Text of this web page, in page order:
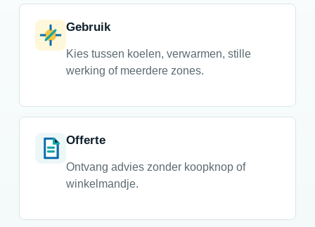
Gebruik
Kies tussen koelen, verwarmen, stille
werking of meerdere zones.
Offerte
Ontvang advies zonder koopknop of
winkelmandje.